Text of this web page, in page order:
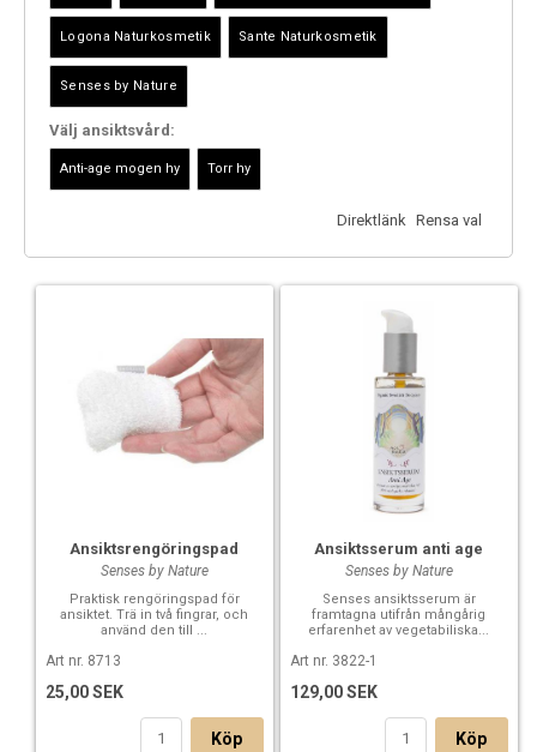
Välj ansiktsvård:
Direktlänk Rensa val
Ansiktsrengöringspad
Senses by Nature
Praktisk rengöringspad för
ansiktet. Trä in två fingrar, och
använd den till ...
Art nr. 8713
25,00 SEK
Köp
Ansiktsserum anti age
Senses by Nature
Senses ansiktsserum är
framtagna utifrån mångårig
erfarenhet av vegetabiliska...
Art nr. 3822-1
129,00 SEK
Köp